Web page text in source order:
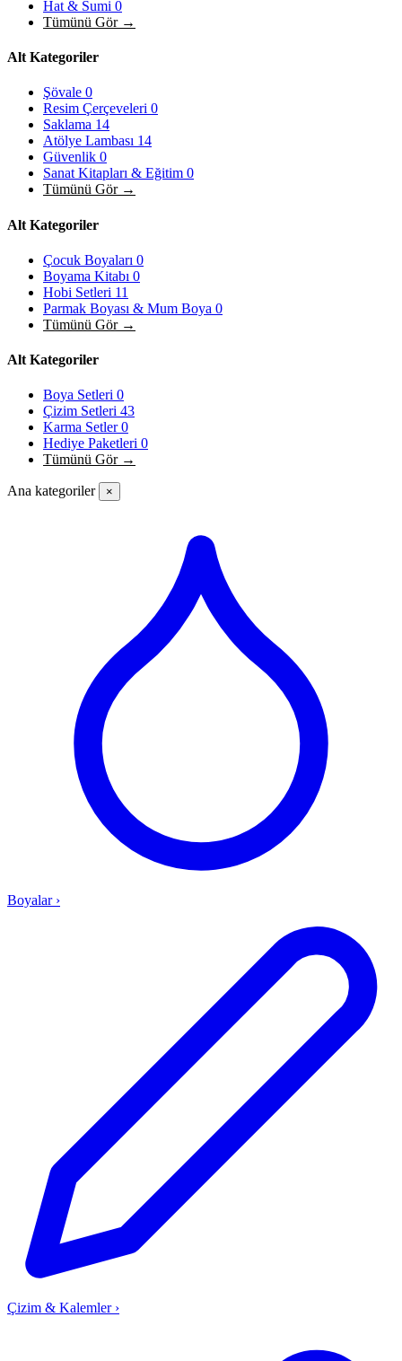
Hat & Sumi 0
Tümünü Gör →
Alt Kategoriler
Şövale 0
Resim Çerçeveleri 0
Saklama 14
Atölye Lambası 14
Güvenlik 0
Sanat Kitapları & Eğitim 0
Tümünü Gör →
Alt Kategoriler
Çocuk Boyaları 0
Boyama Kitabı 0
Hobi Setleri 11
Parmak Boyası & Mum Boya 0
Tümünü Gör →
Alt Kategoriler
Boya Setleri 0
Çizim Setleri 43
Karma Setler0
Hediye Paketleri 0
Tümünü Gör →
Ana kategoriler ×
Boyalar ›
Çizim & Kalemler ›